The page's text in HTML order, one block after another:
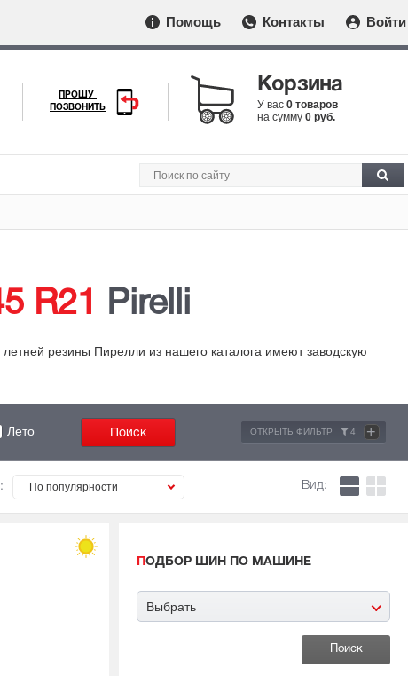
Помощь Контакты Войти
ПРОШУ
ПОЗВОНИТЬ
Корзина
У вас 0 товаров
на сумму 0 руб.
R21 Pirelli
летней резины Пирелли из нашего каталога имеют заводскую
Лето ОТКРЫТЬ ФИЛЬТР 4 +
По популярности Вид:
ПОДБОР ШИН ПО МАШИНЕ
Выбрать